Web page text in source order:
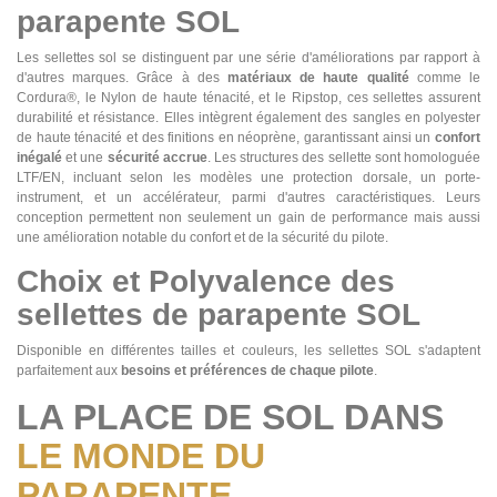
parapente SOL
Les sellettes sol se distinguent par une série d'améliorations par rapport à
d'autres marques. Grâce à desmatériaux de haute qualitécomme le
Cordura®, le Nylon de haute ténacité, et le Ripstop, ces sellettes assurent
durabilité et résistance. Elles intègrent également des sangles en polyester
de haute ténacité et des finitions en néoprène, garantissant ainsi un confort
inégalé et une sécurité accrue. Les structures des sellette sont homologuée
LTF/EN, incluant selon les modèles une protection dorsale, un porte-
instrument, et un accélérateur, parmi d'autres caractéristiques. Leurs
conception permettent non seulement un gain de performance mais aussi
une amélioration notable du confort et de la sécurité du pilote​​.
Choix et Polyvalence des
sellettes de parapente SOL
Disponible en différentes tailles et couleurs, les sellettes SOL s'adaptent
parfaitement aux besoins et préférences de chaque pilote.
LA PLACE DE SOL DANS
LE MONDE DU